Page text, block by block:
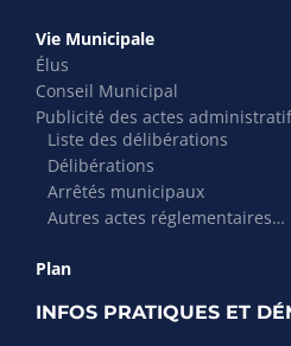
Vie Municipale
Élus
Conseil Municipal
Publicité des actes
Liste des délibérations
Délibérations
Arrêtés municipaux
Autres actes réglementaires…
Plan
INFOS PRATIQUES ET